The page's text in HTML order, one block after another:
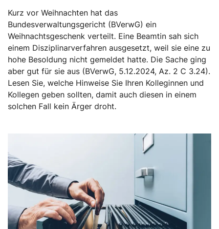
Kurz vor Weihnachten hat das
Bundesverwaltungsgericht (BVerwG) ein
Weihnachtsgeschenk verteilt. Eine Beamtin sah sich
einem Disziplinarverfahren ausgesetzt, weil sie eine zu
hohe Besoldung nicht gemeldet hatte. Die Sache ging
aber gut für sie aus (BVerwG, 5.12.2024, Az. 2 C 3.24).
Lesen Sie, welche Hinweise Sie Ihren Kolleginnen und
Kollegen geben sollten, damit auch diesen in einem
solchen Fall kein Ärger droht.